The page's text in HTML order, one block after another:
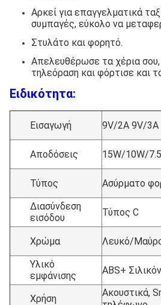
Αρκεί για επαγγελματικά
συμπαγές, εύκολο να
Στυλάτο και φορητό.
Απελευθέρωσε τα χέρια
τηλεόραση και φόρτισε και
Ειδικότητα:
Εισαγωγή 9V/2A 9V/3A
Αποδόσεις 15W/10W/
Τύπος
Ασύρματο
Διασύνδεση
εισόδου
Τύπος C
Χρώμα
Λευκό/
Υλικό
εμφάνισης
ABS+
Χρήση
Ακουστικά,